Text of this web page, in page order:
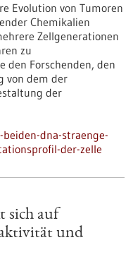
Evolution von Tumoren
Chemikalien
Zellgenerationen
zu
den Forschenden, den
von dem der
der
dna-straenge-
der-zelle
sich auf
und